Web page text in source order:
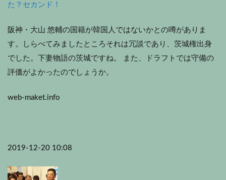
た？セカンド！
阪神・大山 悠輔の国籍が韓国人ではないかとの噂がありま
す。しらべてみましたところそれは冗談であり、茨城権出身
でした。下妻物語の茨城ですね。 また、ドラフトでは守備の
評価がよかったのでしょうか。
web-maket.info
2019-12-20 10:08